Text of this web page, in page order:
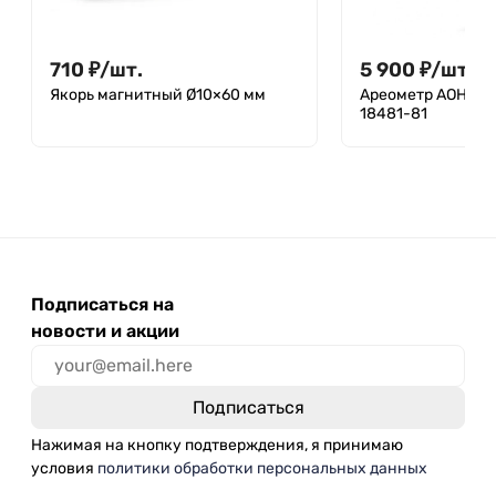
710 ₽/шт.
Якорь магнитный Ø10×60 мм
5 900 ₽/шт.
Ареометр АОН-5
18481-81
Подписаться на
новости и акции
Нажимая на кнопку подтверждения, я принимаю
условия политики обработки персональных данных